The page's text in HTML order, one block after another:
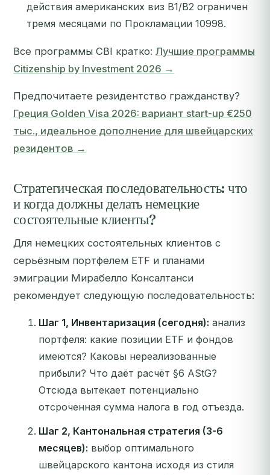
действия американских виз B1/B2 ограничен
тремя месяцами по Прокламации 10998.
Все программы CBI кратко: Лучшие программы
Citizenship by Investment 2026 →
Предпочитаете резидентство гражданству?
Греция Golden Visa 2026: вариант start-up €250
тыс., идеальное дополнение для швейцарских
резидентов →
Стратегическая последовательность: что
и когда должны делать немецкие
состоятельные клиенты?
Для немецких состоятельных клиентов с
серьёзным портфелем ETF и планами
эмиграции Мирабелло Консалтанси
рекомендует следующую последовательность:
Шаг 1, Инвентаризация (сегодня): анализ
портфеля: какие позиции ETF и фондов
имеются? Каковы нереализованные
прибыли? Что даёт расчёт §6 AStG?
Отсюда вытекает потенциально
отсроченная сумма налога в год отъезда.
Шаг 2, Кантональная стратегия (3-6
месяцев): выбор оптимального
швейцарского кантона исходя из стиля